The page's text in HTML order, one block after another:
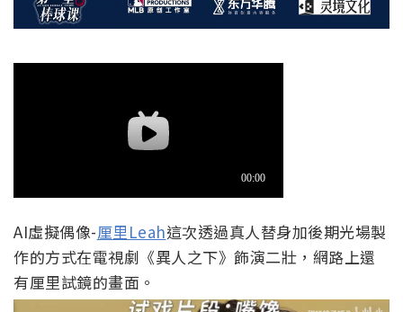
AI虛擬偶像-厘里Leah這次透過真人替身加後期光場製
作的方式在電視劇《異人之下》飾演二壯，網路上還
有厘里試鏡的畫面。